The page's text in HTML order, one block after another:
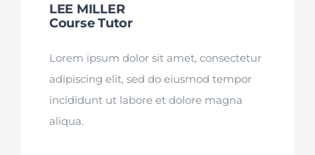
LEE MILLER
Course Tutor
Lorem ipsum dolor sit amet, consectetur
adipiscing elit, sed do eiusmod tempor
incididunt ut labore et dolore magna
aliqua.